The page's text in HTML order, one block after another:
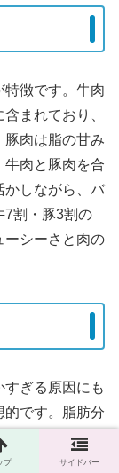
特徴です。牛肉
まれており、
豚肉は脂の甘み
牛肉と豚肉を合
かしながら、バ
7割・豚3割の
ーシーさと肉の
ぎる原因にも
的です。脂肪分
てしまい、ハ
逆に脂肪分が
プ サイドバー